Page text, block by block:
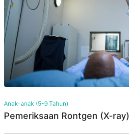
Anak-anak (5-9 Tahun)
Pemeriksaan Rontgen (X-ray)